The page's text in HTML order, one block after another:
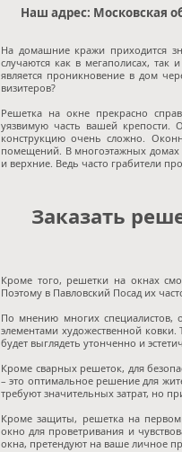
Наш адрес: Московская
На домашние кражи приходится
случаются как в мегаполисах,
является проникновение в дом
визитеров?
Решетка на окне прекрасно
уязвимую часть вашей крепости.
конструкцию очень сложно.
помещений. В многоэтажных домах
и верхние. Ведь часто грабители
Заказать
Кроме того, решетки на окнах
Поэтому в Павловский Посад их
По мнению многих специалистов,
элементами художественной
будет выглядеть утонченно и
Кроме сварных решеток, для
– это оптимальное решение для
требуют значительных затрат, но
Кроме защиты, решетка на первом
окно для проветривания и
окна, претендуют на ваше личное